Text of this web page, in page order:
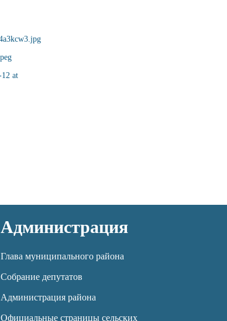
Администрация
Глава муниципального района
Собрание депутатов
Администрация района
Официальные страницы сельских